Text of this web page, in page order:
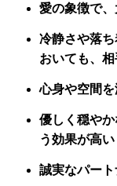
愛の象徴で
冷静さや落
おいても、 相
心身や空間
優しく穏や
う効果が高い
誠実なパート